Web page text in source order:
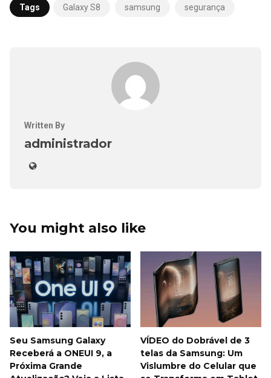
Tags Galaxy S8 samsung segurança
Written By
administrador
You might also like
Seu Samsung Galaxy
Receberá a ONEUI 9, a
Próxima Grande
VÍDEO do Dobrável de 3
telas da Samsung: Um
Vislumbre do Celular que